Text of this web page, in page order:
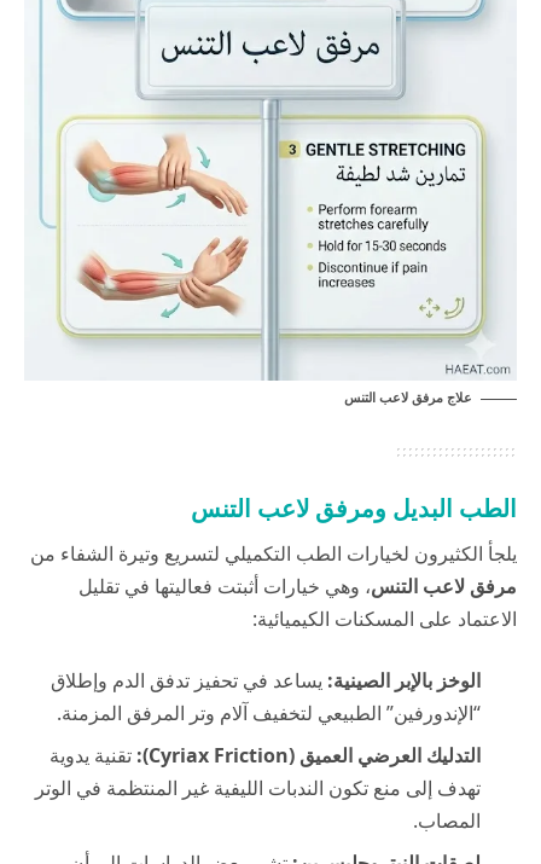
علاج مرفق لاعب التنس
الطب البديل ومرفق لاعب التنس
يلجأ الكثيرون لخيارات الطب التكميلي لتسريع وتيرة الشفاء من
مرفق لاعب التنس، وهي خيارات أثبتت فعاليتها في تقليل
الاعتماد على المسكنات الكيميائية:
الوخز بالإبر الصينية: يساعد في تحفيز تدفق الدم وإطلاق
“الإندورفين” الطبيعي لتخفيف آلام وتر المرفق المزمنة.
التدليك العرضي العميق (Cyriax Friction):
تقنية يدوية
تهدف إلى منع تكون الندبات الليفية غير المنتظمة في الوتر
المصاب.